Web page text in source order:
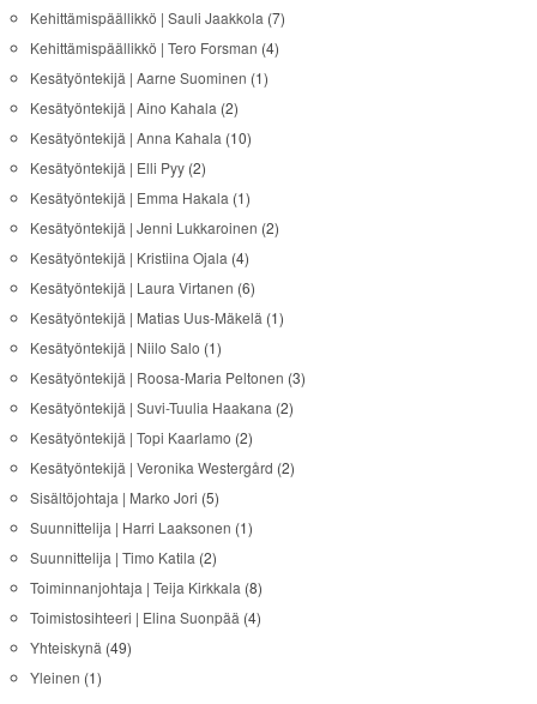
Kehittämispäällikkö | Sauli Jaakkola (7)
Kehittämispäällikkö | Tero Forsman (4)
Kesätyöntekijä | Aarne Suominen (1)
Kesätyöntekijä | Aino Kahala (2)
Kesätyöntekijä | Anna Kahala (10)
Kesätyöntekijä | Elli Pyy(2)
Kesätyöntekijä | Emma Hakala (1)
Kesätyöntekijä | Jenni Lukkaroinen (2)
Kesätyöntekijä | Kristiina Ojala (4)
Kesätyöntekijä | Laura Virtanen (6)
Kesätyöntekijä | Matias Uus-Mäkelä (1)
Kesätyöntekijä | Niilo Salo (1)
Kesätyöntekijä | Roosa-Maria Peltonen (3)
Kesätyöntekijä | Suvi-Tuulia Haakana (2)
Kesätyöntekijä | Topi Kaarlamo (2)
Kesätyöntekijä | Veronika Westergård (2)
Sisältöjohtaja | Marko Jori (5)
Suunnittelija | Harri Laaksonen (1)
Suunnittelija | Timo Katila (2)
Toiminnanjohtaja | Teija Kirkkala (8)
Toimistosihteeri | Elina Suonpää (4)
Yhteiskynä (49)
Yleinen (1)